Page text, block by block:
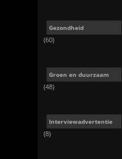
Gezondheid
(60)
Groen en duurzaam
(48)
Interviewadvertentie
(8)